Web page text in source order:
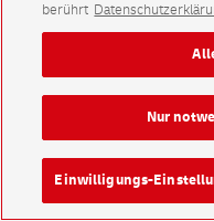
berührt
Einwilligungs-
Nur